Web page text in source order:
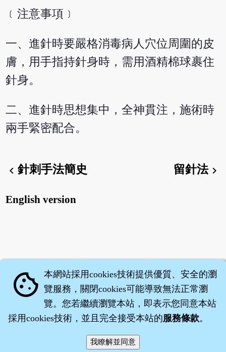
﹝注意事項﹞
一、進針時要嚴格消毒病人穴位周圍的皮
膚，用手指持針身時，需用酒精棉球裹住
針身。
二、進針時思想集中，全神貫注，施術時
兩手緊密配合。
chevron_left針刺手法簡史 留針法chevron_right
English version
‧沈藥子©2008～2026
cookie 本網站採用cookies技術提供優質、安全的瀏
覽服務，關閉cookies可能導致無法正常瀏
覽。您若繼續瀏覽本站，即表示您同意本站
採用cookies技術，並且完全接受本站的服務條款。